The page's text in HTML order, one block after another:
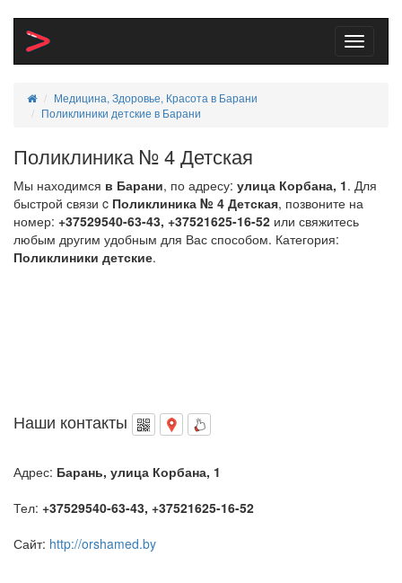
Toggle
Медицина, Здоровье, Красота в Барани
Поликлиники детские в Барани
Поликлиника № 4 Детская
Мы находимся в Барани, по адресу: улица Корбана, 1. Для
быстрой связи c Поликлиника № 4 Детская, позвоните на
номер: +37529540-63-43, +37521625-16-52 или свяжитесь
любым другим удобным для Вас способом. Категория:
Поликлиники детские.
Наши контакты
Адрес: Барань, улица Корбана, 1
Тел: +37529540-63-43, +37521625-16-52
Сайт: http://orshamed.by